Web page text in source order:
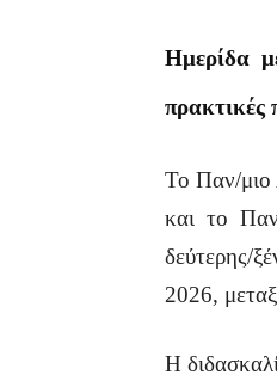
Ημερίδα
πρακτικές
Το Παν/μιο
και το
δεύτερης/
2026,
Η